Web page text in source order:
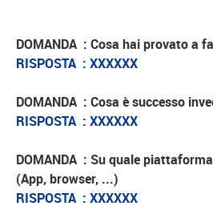
DOMANDA : Cosa hai provato a
RISPOSTA : XXXXXX
DOMANDA : Cosa è successo
RISPOSTA : XXXXXX
DOMANDA : Su quale
(App, browser, ...)
RISPOSTA : XXXXXX